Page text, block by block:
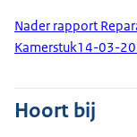
Nader rapport
Kamerstuk14-03-
Hoort bij